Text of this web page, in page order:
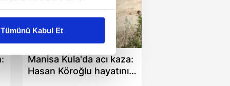
kullanılmaktadır. Bu
Tümünü Kabul Et
Manisa Kula'da acı kaza:
Hasan Köroğlu hayatını